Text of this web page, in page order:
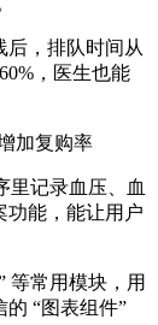
后，排队时间从
，医生也能
加复购率
里记录血压、血
功能，能让用户
等常用模块，用
“图表组件”